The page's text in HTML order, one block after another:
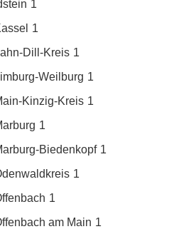
1
1
Dill-Kreis 1
Weilburg 1
Kinzig-Kreis 1
1
Biedenkopf 1
1
1
am Main 1